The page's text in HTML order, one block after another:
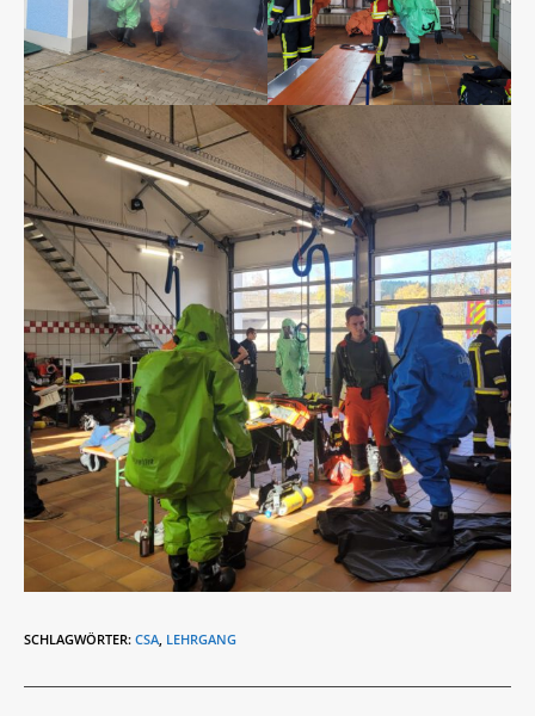
SCHLAGWÖRTER: CSA LEHRGANG